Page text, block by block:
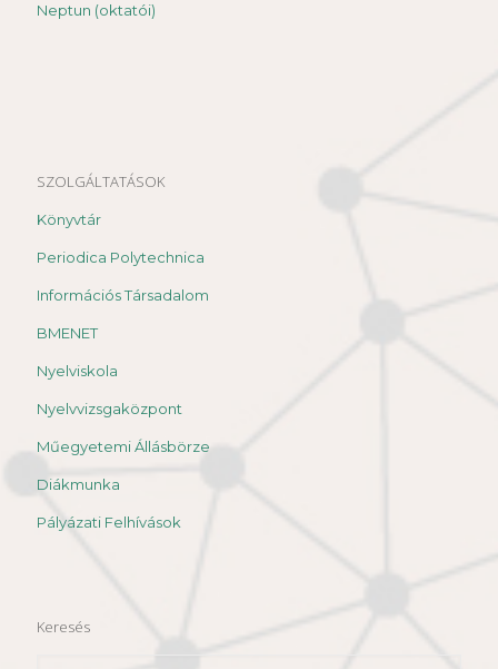
Neptun (oktatói)
SZOLGÁLTATÁSOK
Könyvtár
Periodica Polytechnica
Információs Társadalom
BMENET
Nyelviskola
Nyelvvizsgaközpont
Műegyetemi Állásbörze
Diákmunka
Pályázati Felhívások
Keresés